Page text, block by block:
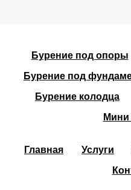
Бурение под опоры
Бурение под
Бурение колодца
Мини
Главная Услуги